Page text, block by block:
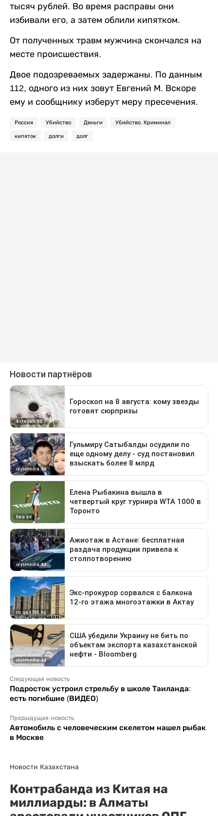
тысяч рублей. Во время расправы они
избивали его, а затем облили кипятком.
От полученных травм мужчина скончался на
месте происшествия.
Двое подозреваемых задержаны. По данным
112, одного из них зовут Евгений М. Вскоре
ему и сообщнику изберут меру пресечения.
Россия Убийство Деньги Убийство. Криминал
кипяток долги долг
Следующая новость
Подросток устроил стрельбу в школе Таиланда:
есть погибшие (ВИДЕО)
Предыдущая новость
Автомобиль с человеческим скелетом нашел рыбак
в Москве
Новости Казахстана
Контрабанда из Китая на
миллиарды: в Алматы